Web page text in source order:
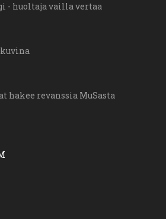
- huoltaja vailla vertaa
kuvina
hakee revanssia MuSasta